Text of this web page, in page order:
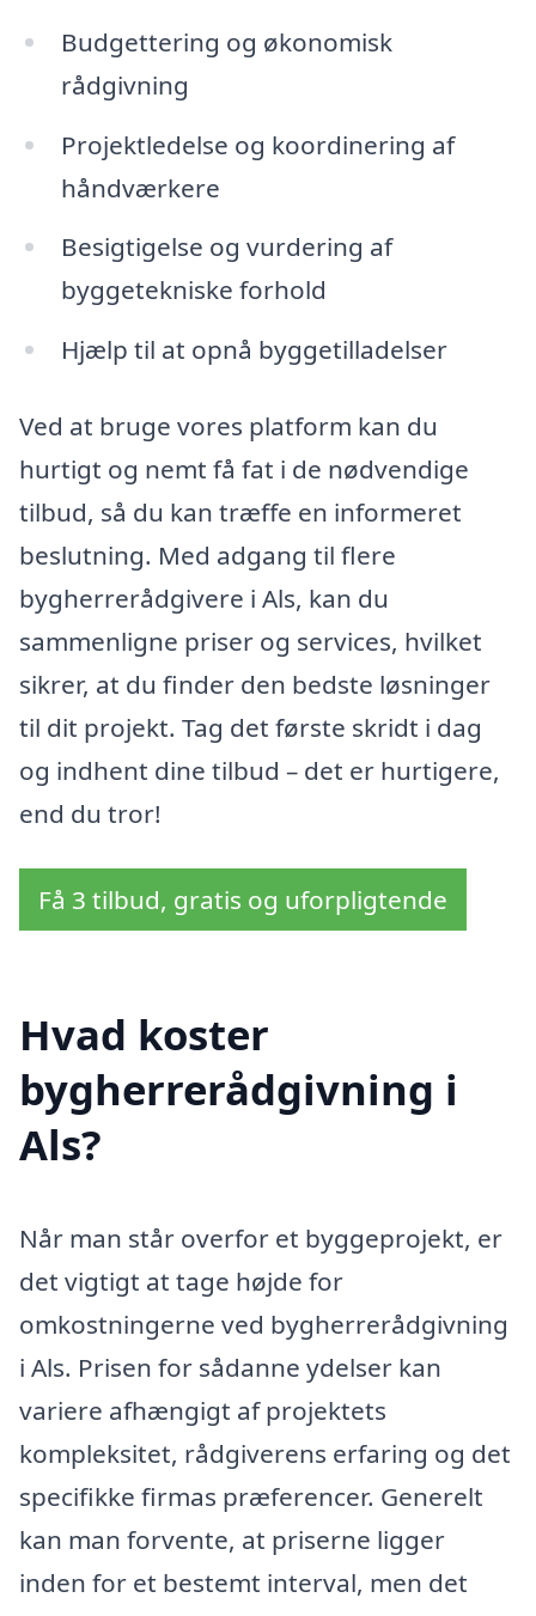
Budgettering og økonomisk
rådgivning
Projektledelse og koordinering af
håndværkere
Besigtigelse og vurdering af
byggetekniske forhold
Hjælp til at opnå byggetilladelser
Ved at bruge vores platform kan du
hurtigt og nemt få fat i de nødvendige
tilbud, så du kan træffe en informeret
beslutning. Med adgang til flere
bygherrerådgivere i Als, kan du
sammenligne priser og services, hvilket
sikrer, at du finder den bedste løsninger
til dit projekt. Tag det første skridt i dag
og indhent dine tilbud – det er hurtigere,
end du tror!
Få 3 tilbud, gratis og uforpligtende
Hvad koster
bygherrerådgivning i
Als?
Når man står overfor et byggeprojekt, er
det vigtigt at tage højde for
omkostningerne ved bygherrerådgivning
i Als. Prisen for sådanne ydelser kan
variere afhængigt af projektets
kompleksitet, rådgiverens erfaring og det
specifikke firmas præferencer. Generelt
kan man forvente, at priserne ligger
inden for et bestemt interval, men det